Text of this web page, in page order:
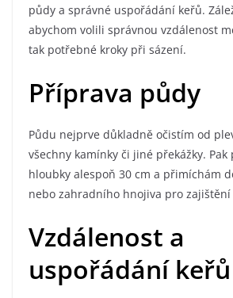
půdy a správné uspořádání keřů.
abychom volili správnou vzdálenost
tak potřebné kroky při sázení.
Příprava půdy
Půdu nejprve důkladně očistím od
všechny kamínky či jiné překážky.
hloubky alespoň 30 cm a přimíchám
nebo zahradního hnojiva pro zajištění
Vzdálenost a
uspořádání keřů